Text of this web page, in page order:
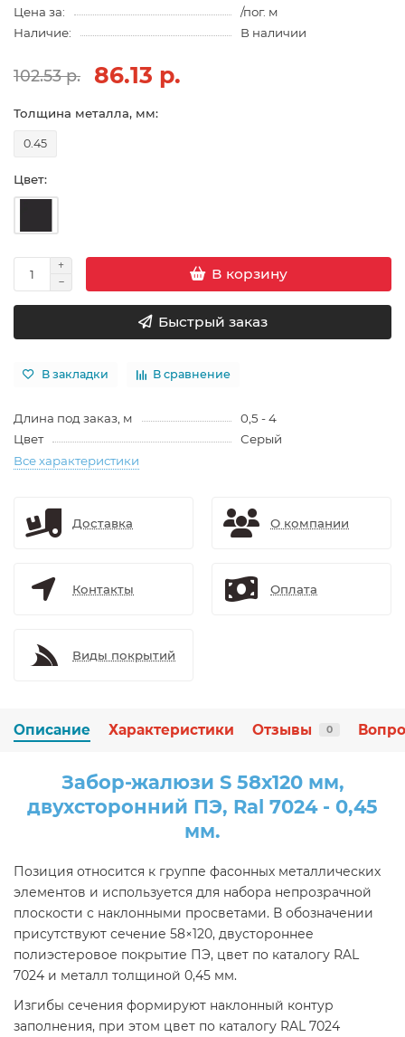
Цена за:
/пог. м
Наличие:
В наличии
102.53 р. 86.13 р.
Толщина металла, мм:
0.45
Цвет:
В корзину
Быстрый заказ
В закладки В сравнение
Длина под заказ, м
0,5 - 4
Цвет
Серый
Все характеристики
Доставка О компании
Контакты Оплата
Виды покрытий
Описание Характеристики Отзывы 0
Забор-жалюзи S 58х120 мм,
двухсторонний ПЭ, Ral 7024 - 0,45
мм.
Позиция относится к группе фасонных металлических
элементов и используется для набора непрозрачной
плоскости с наклонными просветами. В обозначении
присутствуют сечение 58×120, двустороннее
полиэстеровое покрытие ПЭ, цвет по каталогу RAL
7024 и металл толщиной 0,45 мм.
Изгибы сечения формируют наклонный контур
заполнения, при этом цвет по каталогу RAL 7024